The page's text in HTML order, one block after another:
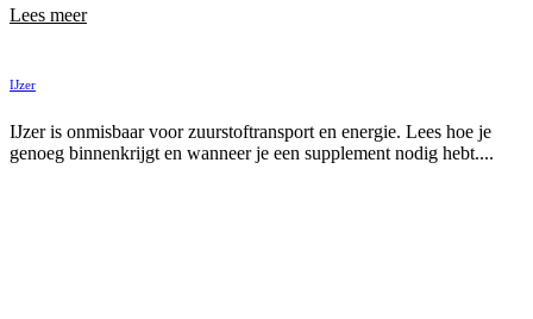
Lees meer
IJzer
IJzer is onmisbaar voor zuurstoftransport en energie. Lees hoe je
genoeg binnenkrijgt en wanneer je een supplement nodig hebt....